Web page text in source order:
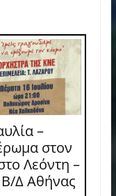
–
στον
Λεόντη –
Δ Αθήνας